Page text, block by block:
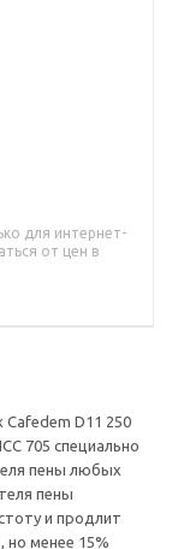
для интернет-
от цен в
D11 250
705 специально
пены любых
пены
и продлит
менее 15%